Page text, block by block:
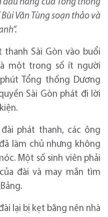
đầu hàng của Tổng thống
Văn Tùng soạn thảo và
thanh Sài Gòn vào buổi
một trong số ít người
Tổng thống Dương
Sài Gòn phát đi lời
phát thanh, các ông
làm chủ nhưng không
Một số sinh viên phải
đài và may mắn tìm
lại bị kẹt băng nên nhà